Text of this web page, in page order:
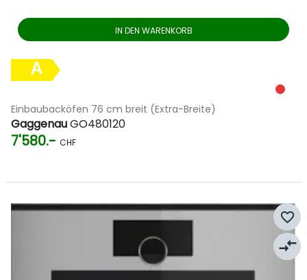
IN DEN WARENKORB
A
Einbaubacköfen 76 cm breit (Extra-Breite)
GaggenauGO480120
7'580.- CHF
favorite_border
compare_arrows